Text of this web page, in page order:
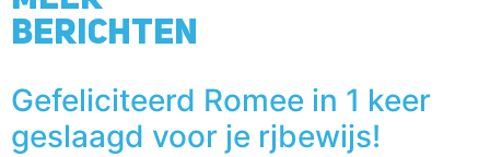
berichten
Gefeliciteerd Romee in 1 keer
geslaagd voor je rjbewijs!